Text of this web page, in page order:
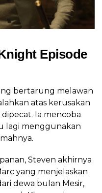
Episode
bertarung melawan
atas kerusakan
Ia mencoba
lagi menggunakan
Steven akhirnya
yang menjelaskan
dewa bulan Mesir,